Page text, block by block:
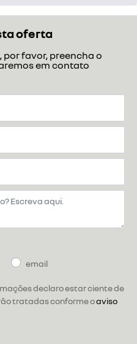
oferta
favor, preencha o
em contato
email
declaro estar ciente de
tratadas conforme oaviso